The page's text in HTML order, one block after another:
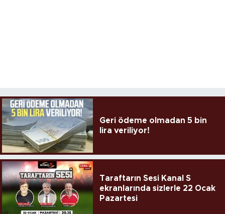
Geri ödeme olmadan 5 bin
lira veriliyor!
Taraftarın Sesi Kanal S
ekranlarında sizlerle 22 Ocak
Pazartesi